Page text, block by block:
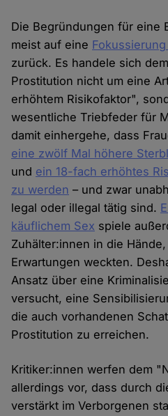
Die Begründungen für eine
meist auf eine
zurück. Es handele sich
Prostitution nicht um eine
erhöhtem Risikofaktor",
wesentliche Triebfeder für
damit einhergehe, dass
eine zwölf Mal höhere
und ein 18-fach erhöhtes
zu werden – und zwar
legal oder illegal tätig sind.
käuflichem Sex spiele
Zuhälter:innen in die
Erwartungen weckten.
Ansatz über eine
versucht, eine
die auch vorhandenen
Prostitution zu erreichen.
Kritiker:innen werfen dem
allerdings vor, dass durch
verstärkt im Verborgenen